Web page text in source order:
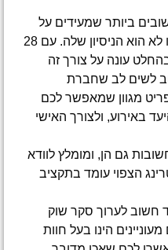
ביותר שמעידים על
חברת קייטרינג איכותית או לא הוא הניסיון שלה. עם 28
בהחלט עונה על צורך זה
לשים לב שחברת
מגוון שמאפשר לכם
באירוע, ולצורך האישי
גם הן, ומומלץ לוודא
הצפוי עומד בתקציב
חשוב לערוך סקר שוק
הינו בעל חוות